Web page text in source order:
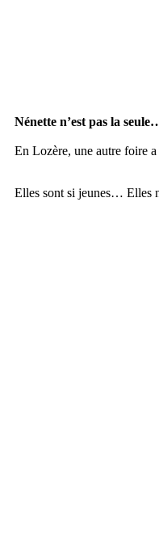
Nénette n’est pas la
En Lozère, une autre foire
Elles sont si jeunes… Elles